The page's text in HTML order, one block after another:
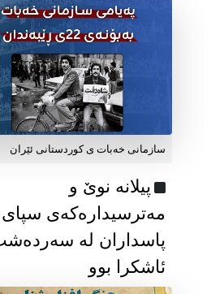
سازمانی خەبات ی كوردستانی ئێران
پیلانە نوێ و
مەترسیدارەکەی سپای
پاسداران لە
ئاشکرا بوو